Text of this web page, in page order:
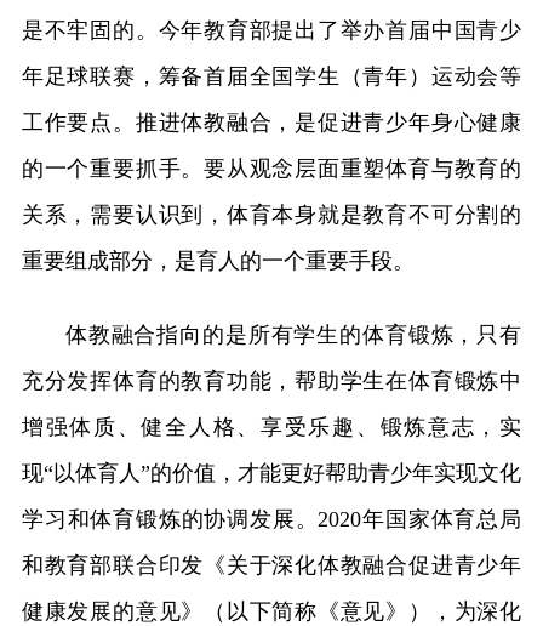
是不牢固的。今年教育部提出了举办首届中国青少
年足球联赛，筹备首届全国学生（青年）运动会等
工作要点。推进体教融合，是促进青少年身心健康
的一个重要抓手。要从观念层面重塑体育与教育的
关系，需要认识到，体育本身就是教育不可分割的
重要组成部分，是育人的一个重要手段。
体教融合指向的是所有学生的体育锻炼，只有
充分发挥体育的教育功能，帮助学生在体育锻炼中
增强体质、健全人格、享受乐趣、锻炼意志，实
现“以体育人”的价值，才能更好帮助青少年实现文化
学习和体育锻炼的协调发展。2020年国家体育总局
和教育部联合印发《关于深化体教融合促进青少年
健康发展的意见》（以下简称《意见》），为深化